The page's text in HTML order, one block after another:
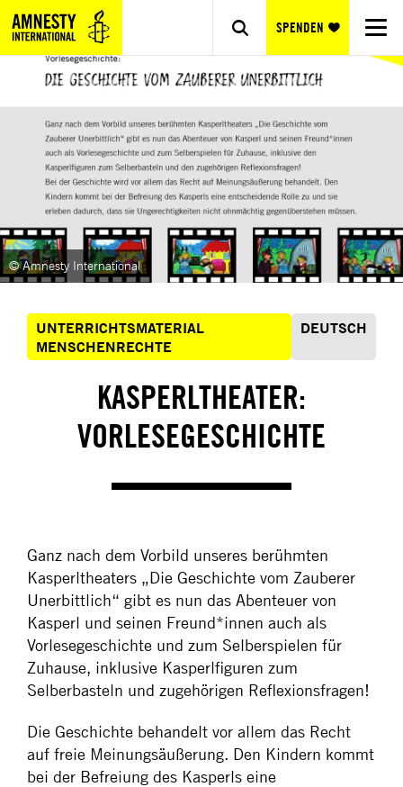
SPENDEN
© Amnesty International
UNTERRICHTSMATERIAL
MENSCHENRECHTE
DEUTSCH
KASPERLTHEATER:
VORLESEGESCHICHTE
Ganz nach dem Vorbild unseres berühmten
Kasperltheaters „Die Geschichte vom Zauberer
Unerbittlich“ gibt es nun das Abenteuer von
Kasperl und seinen Freund*innen auch als
Vorlesegeschichte und zum Selberspielen für
Zuhause, inklusive Kasperlfiguren zum
Selberbasteln und zugehörigen Reflexionsfragen!
Die Geschichte behandelt vor allem das Recht
auf freie Meinungsäußerung. Den Kindern kommt
bei der Befreiung des Kasperls eine